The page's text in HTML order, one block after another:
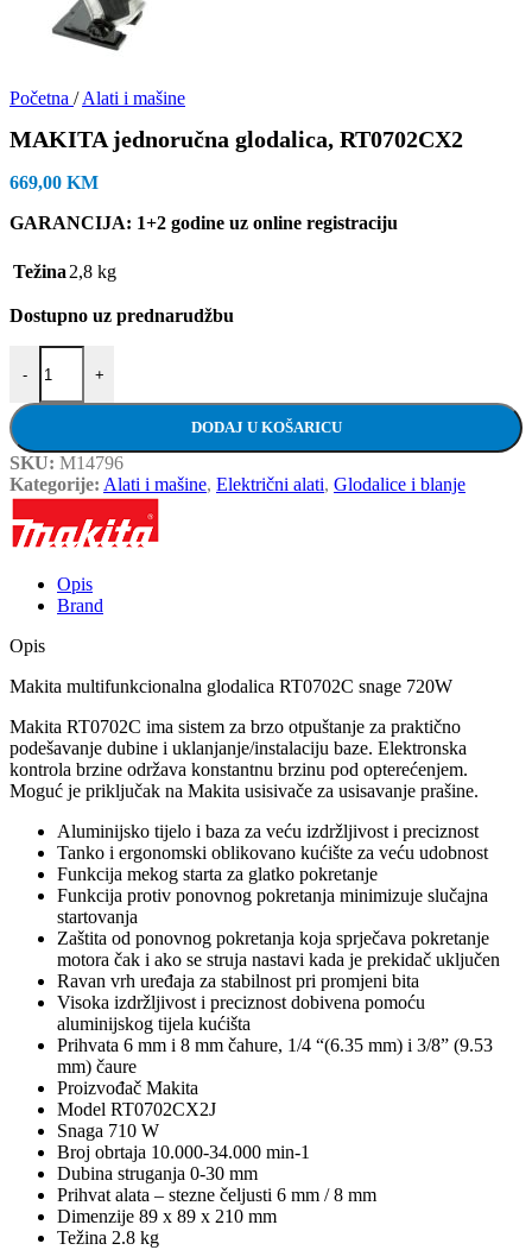
Početna / Alati i mašine
MAKITA jednoručna glodalica, RT0702CX2
669,00 KM
GARANCIJA: 1+2 godine uz online registraciju
Težina 2,8 kg
Dostupno uz prednarudžbu
-
MAKITA jednoručna glodalica, RT0702CX2 količina
+
DODAJ U KOŠARICU
SKU: M14796
Kategorije: Alati i mašine, Električni alati, Glodalice i blanje
Opis
Brand
Opis
Makita multifunkcionalna glodalica RT0702C snage 720W
Makita RT0702C ima sistem za brzo otpuštanje za praktično
podešavanje dubine i uklanjanje/instalaciju baze. Elektronska
kontrola brzine održava konstantnu brzinu pod opterećenjem.
Moguć je priključak na Makita usisivače za usisavanje prašine.
Aluminijsko tijelo i baza za veću izdržljivost i preciznost
Tanko i ergonomski oblikovano kućište za veću udobnost
Funkcija mekog starta za glatko pokretanje
Funkcija protiv ponovnog pokretanja minimizuje slučajna
startovanja
Zaštita od ponovnog pokretanja koja sprječava pokretanje
motora čak i ako se struja nastavi kada je prekidač uključen
Ravan vrh uređaja za stabilnost pri promjeni bita
Visoka izdržljivost i preciznost dobivena pomoću
aluminijskog tijela kućišta
Prihvata 6 mm i 8 mm čahure, 1/4 “(6.35 mm) i 3/8” (9.53
mm) čaure
Proizvođač Makita
Model RT0702CX2J
Snaga 710 W
Broj obrtaja 10.000-34.000 min-1
Dubina struganja 0-30 mm
Prihvat alata – stezne čeljusti 6 mm / 8 mm
Dimenzije 89 x 89 x 210 mm
Težina 2.8 kg